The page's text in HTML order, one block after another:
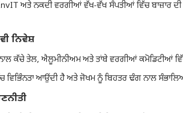
ਅਤੇ ਨਕਦੀ ਵਰਗੀਆਂ ਵੱਖ-ਵੱਖ ਸੰਪਤੀਆਂ ਵਿੱਚ ਬਾਜ਼ਾਰ
ਨਿਵੇਸ਼
ਕੱਚੇ ਤੇਲ, ਐਲੂਮੀਨੀਅਮ ਅਤੇ ਤਾਂਬੇ ਵਰਗੀਆਂ ਕਮੋਡਿਟੀਆਂ
ਵਿਭਿੰਨਤਾ ਆਉਂਦੀ ਹੈ ਅਤੇ ਜੋਖਮ ਨੂੰ ਬਿਹਤਰ ਢੰਗ ਨਾਲ